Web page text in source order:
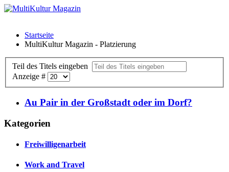
Startseite
MultiKultur Magazin - Platzierung
Teil des Titels eingeben
Anzeige #
Au Pair in der Großstadt oder im Dorf?
Kategorien
Freiwilligenarbeit
Work and Travel